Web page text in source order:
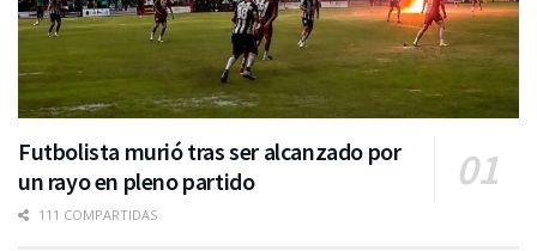
Futbolista murió tras ser alcanzado por
un rayo en pleno partido
111 COMPARTIDAS